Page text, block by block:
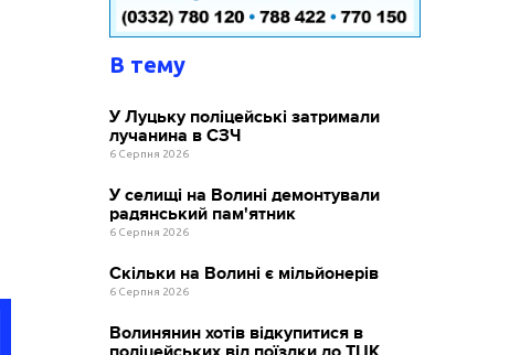
В тему
У Луцьку поліцейські затримали
лучанина в СЗЧ
6 Серпня 2026
У селищі на Волині демонтували
радянський пам'ятник
6 Серпня 2026
Скільки на Волині є мільйонерів
6 Серпня 2026
Волинянин хотів відкупитися в